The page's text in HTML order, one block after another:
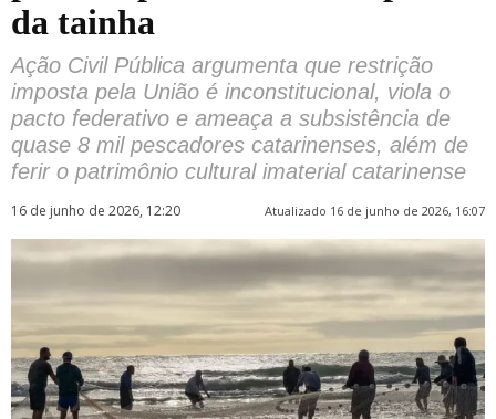
da tainha
Ação Civil Pública argumenta que restrição
imposta pela União é inconstitucional, viola o
pacto federativo e ameaça a subsistência de
quase 8 mil pescadores catarinenses, além de
ferir o patrimônio cultural imaterial catarinense
16 de junho de 2026, 12:20 Atualizado 16 de junho de 2026, 16:07